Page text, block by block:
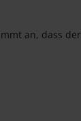
an, dass